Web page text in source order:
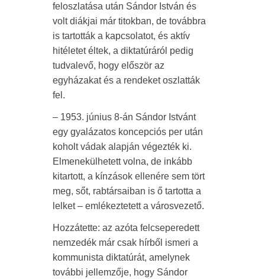
feloszlatása után Sándor István és
volt diákjai már titokban, de továbbra
is tartották a kapcsolatot, és aktív
hitéletet éltek, a diktatúráról pedig
tudvalevő, hogy először az
egyházakat és a rendeket oszlatták
fel.
– 1953. június 8-án Sándor Istvánt
egy gyalázatos koncepciós per után
koholt vádak alapján végezték ki.
Elmenekülhetett volna, de inkább
kitartott, a kínzások ellenére sem tört
meg, sőt, rabtársaiban is ő tartotta a
lelket – emlékeztetett a városvezető.
Hozzátette: az azóta felcseperedett
nemzedék már csak hírből ismeri a
kommunista diktatúrát, amelynek
további jellemzője, hogy Sándor